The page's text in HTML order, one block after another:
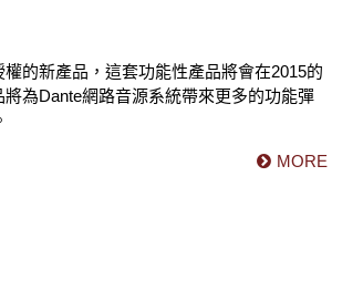
的新產品，這套功能性產品將會在2015的
為Dante網路音源系統帶來更多的功能彈
MORE